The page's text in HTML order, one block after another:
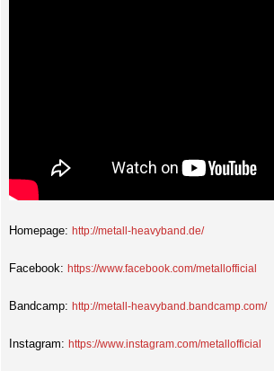
Homepage: http://metall-heavyband.de/
Facebook: https://www.facebook.com/metallofficial
Bandcamp: http://metall-heavyband.bandcamp.com/
Instagram: https://www.instagram.com/metallofficial